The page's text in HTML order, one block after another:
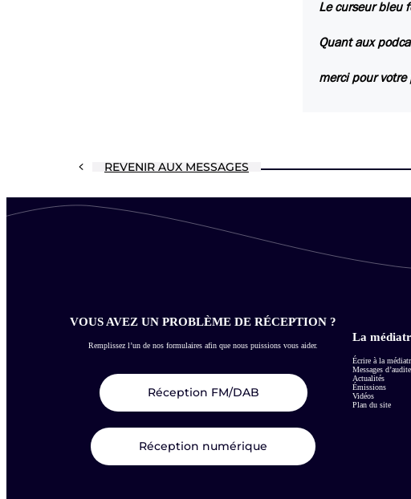
Le curseur bleu
Quant aux
merci pour votre
REVENIR AUX MESSAGES
VOUS AVEZ UN PROBLÈME DE RÉCEPTION ?
Remplissez l’un de nos formulaires afin que nous puissions vous aider.
Réception FM/DAB
Réception numérique
La
Écrire à la
Messages
Actualités
Émissions
Vidéos
Plan du site